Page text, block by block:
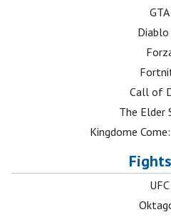
GTA
Call of
The Elder
Kingdome
UFC